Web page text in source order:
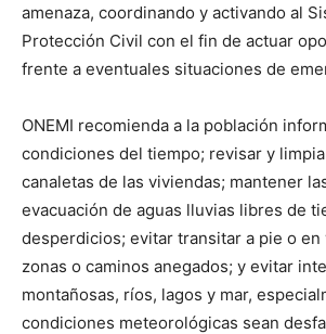
amenaza, coordinando y activando al
Protección Civil con el fin de actuar
frente a eventuales situaciones de
ONEMI recomienda a la población
condiciones del tiempo; revisar y
canaletas de las viviendas; mantener
evacuación de aguas lluvias libres de
desperdicios; evitar transitar a pie o
zonas o caminos anegados; y evitar
montañosas, ríos, lagos y mar,
condiciones meteorológicas sean